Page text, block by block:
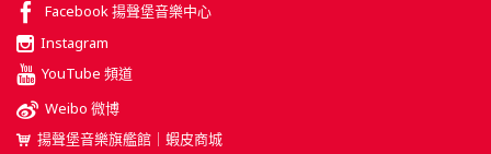
Facebook 揚聲堡音樂中心
Instagram
YouTube 頻道
Weibo 微博
揚聲堡音樂旗艦館｜蝦皮商城